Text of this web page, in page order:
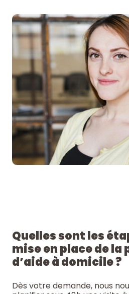
Quelles sont les
mise en place de
d’aide à domicile ?
Dès votre demande, nous